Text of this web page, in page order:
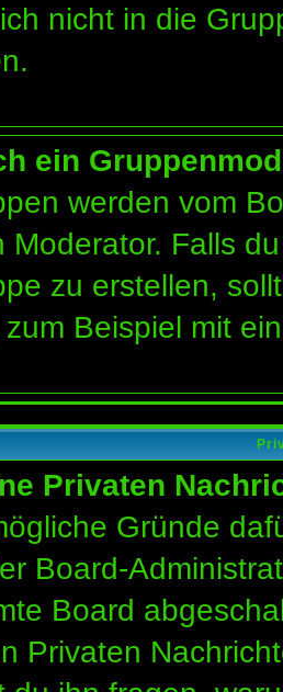
nicht in die
ein
werden vom
Moderator. Falls
zu erstellen,
Beispiel mit
Privaten
Gründe
Board-
Board
Privaten